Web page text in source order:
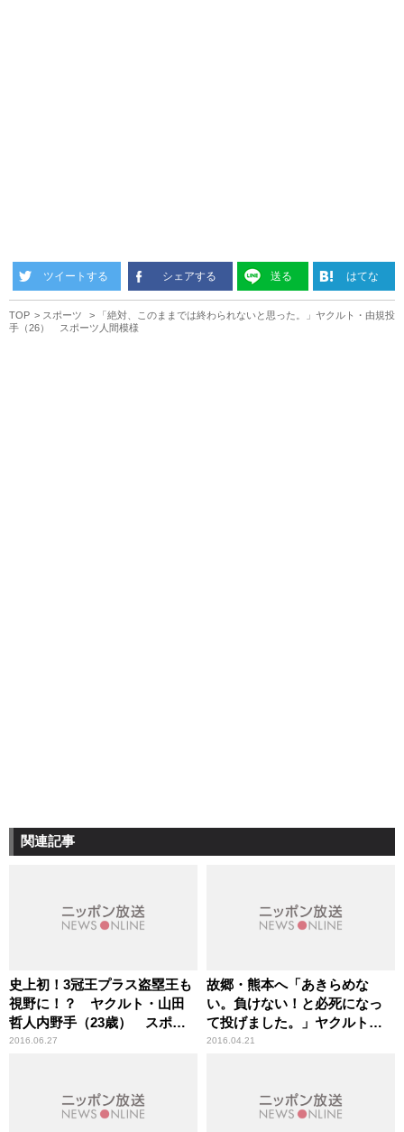
ツイートする シェアする 送る はてな
TOP スポーツ
「絶対、このままでは終わられないと思った。」ヤクルト・由規投
手（26） スポーツ人間模様
関連記事
史上初！3冠王プラス盗塁王も
視野に！？ ヤクルト・山田
哲人内野手（23歳） スポー
ツ人間模様
2016.06.27
故郷・熊本へ「あきらめな
い。負けない！と必死になっ
て投げました。」ヤクルトス
ワローズ・山中浩史投手（30
2016.04.21